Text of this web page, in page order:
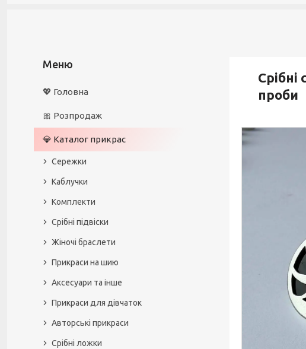
проби
💖 Головна
🎀 Розпродаж
💎 Каталог прикрас
Сережки
Каблучки
Комплекти
Срібні підвіски
Жіночі браслети
Прикраси на шию
Аксесуари та інше
Прикраси для дівчаток
Авторські прикраси
Срібні ложки